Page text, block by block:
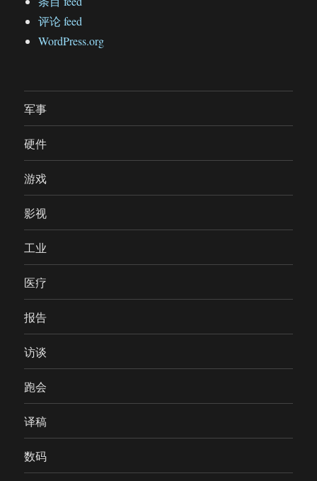
评论 feed
WordPress.org
军事
硬件
游戏
影视
工业
医疗
报告
访谈
跑会
译稿
数码